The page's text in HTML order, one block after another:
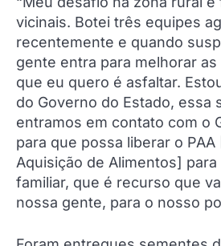
vicinais. Botei três equipes
recentemente e quando
gente entra para melhorar
que eu quero é asfaltar.
do Governo do Estado, essa
entramos em contato com o
para que possa liberar o
Aquisição de Alimentos]
familiar, que é recurso que
nossa gente, para o nosso